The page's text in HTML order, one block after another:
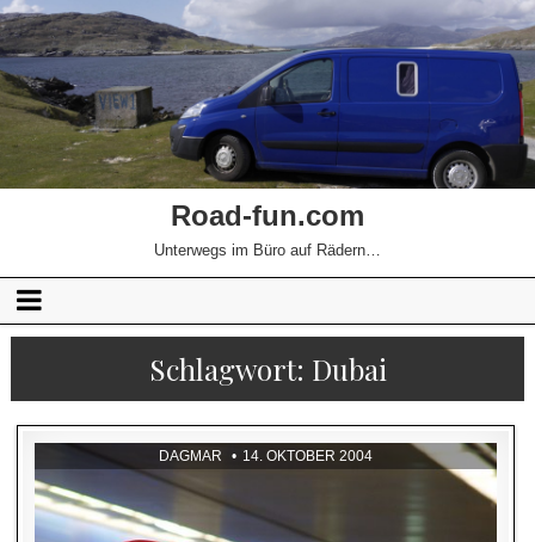
Road-fun.com
Unterwegs im Büro auf Rädern…
Schlagwort: Dubai
DAGMAR 14. OKTOBER 2004